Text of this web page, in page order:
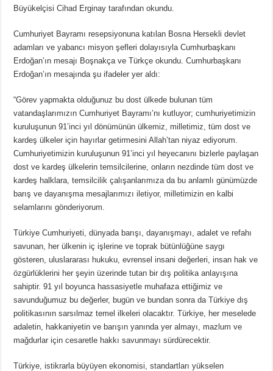
Büyükelçisi Cihad Erginay tarafından okundu.
Cumhuriyet Bayramı resepsiyonuna katılan Bosna Hersekli devlet
adamları ve yabancı misyon şefleri dolayısıyla Cumhurbaşkanı
Erdoğan’ın mesajı Boşnakça ve Türkçe okundu. Cumhurbaşkanı
Erdoğan’ın mesajında şu ifadeler yer aldı:
“Görev yapmakta olduğunuz bu dost ülkede bulunan tüm
vatandaşlarımızın Cumhuriyet Bayramı’nı kutluyor; cumhuriyetimizin
kuruluşunun 91’inci yıl dönümünün ülkemiz, milletimiz, tüm dost ve
kardeş ülkeler için hayırlar getirmesini Allah’tan niyaz ediyorum.
Cumhuriyetimizin kuruluşunun 91’inci yıl heyecanını bizlerle paylaşan
dost ve kardeş ülkelerin temsilcilerine, onların nezdinde tüm dost ve
kardeş halklara, temsilcilik çalışanlarımıza da bu anlamlı günümüzde
barış ve dayanışma mesajlarımızı iletiyor, milletimizin en kalbi
selamlarını gönderiyorum.
Türkiye Cumhuriyeti, dünyada barışı, dayanışmayı, adalet ve refahı
savunan, her ülkenin iç işlerine ve toprak bütünlüğüne saygı
gösteren, uluslararası hukuku, evrensel insani değerleri, insan hak ve
özgürlüklerini her şeyin üzerinde tutan bir dış politika anlayışına
sahiptir. 91 yıl boyunca hassasiyetle muhafaza ettiğimiz ve
savunduğumuz bu değerler, bugün ve bundan sonra da Türkiye dış
politikasının sarsılmaz temel ilkeleri olacaktır. Türkiye, her meselede
adaletin, hakkaniyetin ve barışın yanında yer almayı, mazlum ve
mağdurlar için cesaretle hakkı savunmayı sürdürecektir.
Türkiye, istikrarla büyüyen ekonomisi, standartları yükselen